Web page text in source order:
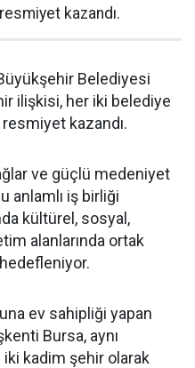
kazandı.
Belediyesi
ilişkisi, her iki belediye
kazandı.
ve güçlü medeniyet
anlamlı iş birliği
kültürel, sosyal,
alanlarında ortak
ev sahipliği yapan
Bursa, aynı
kadim şehir olarak